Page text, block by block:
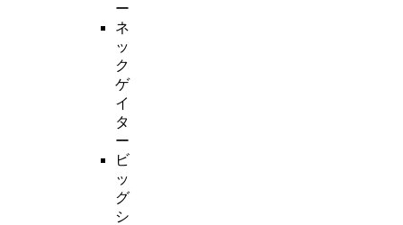
ー
ネ
ッ
ク
ゲ
イ
タ
ー
ビ
ッ
グ
シ